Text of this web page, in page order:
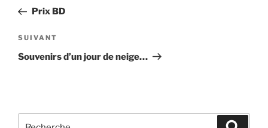
l’article
précédent
Prix BD
Article
suivant
SUIVANT
Souvenirs d’un jour de neige…